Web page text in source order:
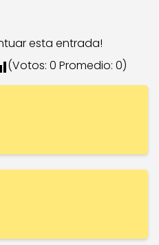
esta entrada!
(Votos: 0 Promedio: 0)